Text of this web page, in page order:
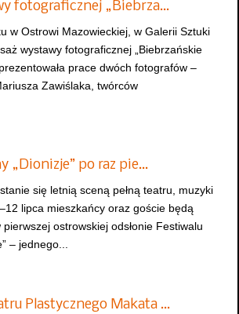
fotograficznej „Biebrza…
w Ostrowi Mazowieckiej, w Galerii Sztuki
wystawy fotograficznej „Biebrzańskie
prace dwóch fotografów –
Zawiślaka, twórców
„Dionizje” po raz pie…
się letnią sceną pełną teatru, muzyki
lipca mieszkańcy oraz goście będą
ostrowskiej odsłonie Festiwalu
– jednego...
Plastycznego Makata …